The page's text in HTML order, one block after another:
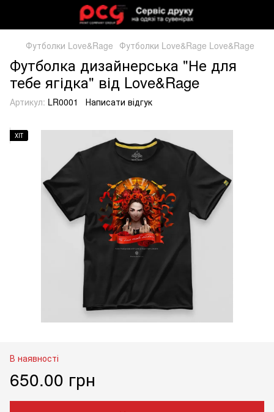
Футболки Love&Rage Футболки Love&Rage Love&Rage
Футболка дизайнерська "Не для
тебе ягідка" від Love&Rage
Артикул: LR0001 Написати відгук
ХІТ
В наявності
650.00 грн